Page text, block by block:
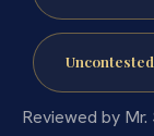
Reviewed by Mr.